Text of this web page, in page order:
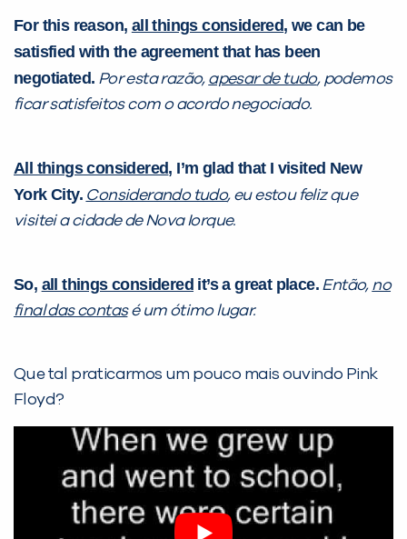
For this reason, all things considered, we can be
satisfied with the agreement that has been
negotiated. Por esta razão, apesar de tudo, podemos
ficar satisfeitos com o acordo negociado.
All things considered, I’m glad that I visited New
York City. Considerando tudo, eu estou feliz que
visitei a cidade de Nova Iorque.
So, all things considered it’s a great place. Então, no
final das contasé um ótimo lugar.
Que tal praticarmos um pouco mais ouvindo Pink
Floyd?